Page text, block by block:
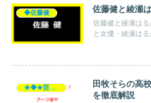
◆佐藤健 佐藤健と綾瀬
佐藤健と綾瀬は
と女優・綾瀬は
田牧そらの高
を徹底解説